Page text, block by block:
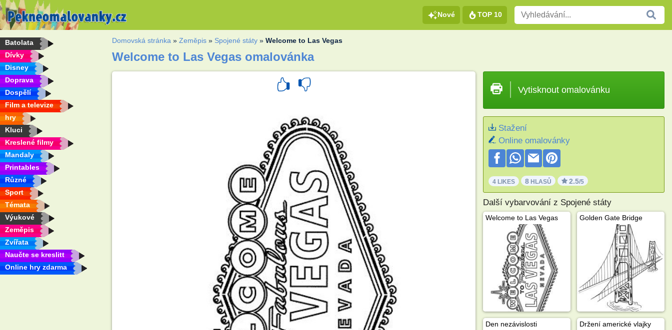
Nové TOP 10
Batolata
Dívky
Disney
Doprava
Dospělí
Film a televize
hry
Kluci
Kreslené filmy
Mandaly
Printables
Různé
Sport
Témata
Výukové
Zeměpis
Zvířata
Naučte se kreslitt
Online hry zdarma
Domovská stránka »Zeměpis » Spojené státy »Welcome to Las Vegas
Welcome to Las Vegas omalovánka
Vytisknout omalovánku
Stažení
Online omalovánky
4 LIKES 8HLASŮ 2.5/5
Další vybarvování z Spojené státy
Welcome to Las Vegas Golden Gate Bridge
Den nezávislosti Držení americké vlajky